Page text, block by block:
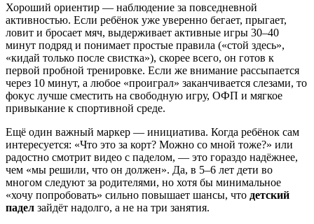
Хороший ориентир — наблюдение за повседневной
активностью. Если ребёнок уже уверенно бегает, прыгает,
ловит и бросает мяч, выдерживает активные игры 30–40
минут подряд и понимает простые правила («стой здесь»,
«кидай только после свистка»), скорее всего, он готов к
первой пробной тренировке. Если же внимание рассыпается
через 10 минут, а любое «проиграл» заканчивается слезами, то
фокус лучше сместить на свободную игру, ОФП и мягкое
привыкание к спортивной среде.
Ещё один важный маркер — инициатива. Когда ребёнок сам
интересуется: «Что это за корт? Можно со мной тоже?» или
радостно смотрит видео с паделом, — это гораздо надёжнее,
чем «мы решили, что он должен». Да, в 5–6 лет дети во
многом следуют за родителями, но хотя бы минимальное
«хочу попробовать» сильно повышает шансы, что детский
падел зайдёт надолго, а не на три занятия.